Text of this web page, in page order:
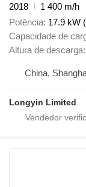
2018
1 400 m/h
Potência 17.9 kW
Capacidade de
Altura de descarga
China,
Longyin Limited